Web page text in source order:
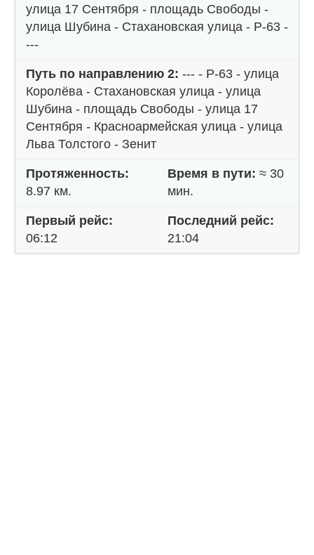
улица 17 Сентября - площадь Свободы -
улица Шубина - Стахановская улица - Р-63 -
---
Путь по направлению 2: --- - Р-63 - улица
Королёва - Стахановская улица - улица
Шубина - площадь Свободы - улица 17
Сентября - Красноармейская улица - улица
Льва Толстого - Зенит
Протяженность:
8.97 км.
Время в пути: ≈ 30
мин.
Первый рейс:
06:12
Последний рейс:
21:04